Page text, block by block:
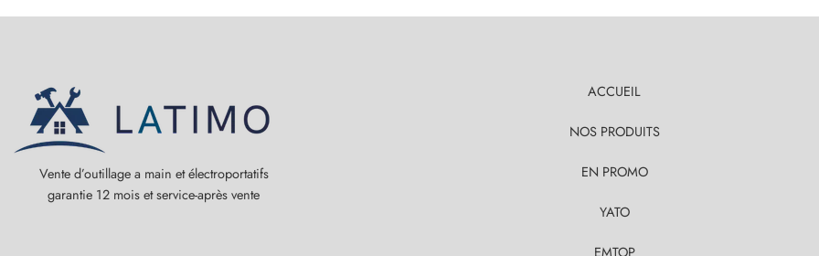
Vente d’outillage a main et électroportatifs
garantie 12 mois et service-après vente
ACCUEIL
NOS PRODUITS
EN PROMO
YATO
EMTOP